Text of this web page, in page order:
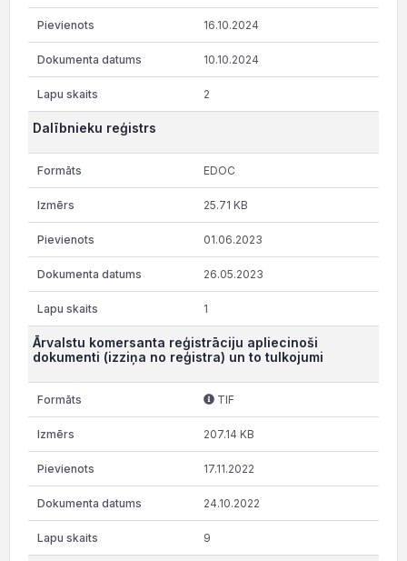
16.10.2024
10.10.2024
2
Dalībnieku reģistrs
EDOC
25.71 KB
01.06.2023
26.05.2023
1
Ārvalstu komersanta reģistrāciju apliecinoši
dokumenti (izziņa no reģistra) un to tulkojumi
TIF
207.14 KB
17.11.2022
24.10.2022
9